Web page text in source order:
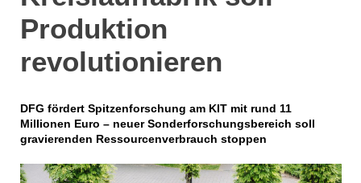
Produktion
revolutionieren
DFG fördert Spitzenforschung am KIT mit rund 11
Millionen Euro – neuer Sonderforschungsbereich soll
gravierenden Ressourcenverbrauch stoppen